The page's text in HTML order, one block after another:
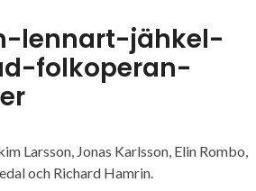
lennart-jähkel-
folkoperan-
Larsson, Jonas Karlsson, Elin Rombo,
och Richard Hamrin.